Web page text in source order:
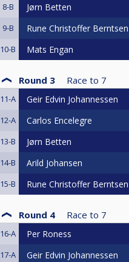
8-B Jørn Betten
9-B Rune Christoffer Berntsen
10-B Mats Engan
Round 3 Race to 7
11-A Geir Edvin Johannessen
12-A Carlos Encelegre
13-B Jørn Betten
14-B Arild Johansen
15-B Rune Christoffer Berntsen
Round 4 Race to 7
16-A Per Roness
17-A Geir Edvin Johannessen